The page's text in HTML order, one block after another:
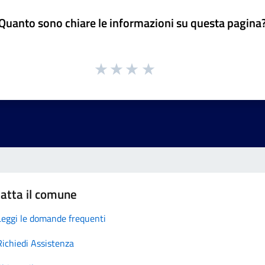
sono chiare le informazioni su questa
il comune
le domande frequenti
Assistenza